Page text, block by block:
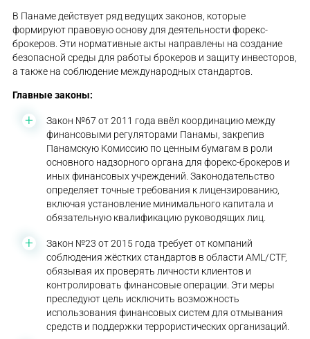
В Панаме действует ряд ведущих законов, которые
формируют правовую основу для деятельности форекс-
брокеров. Эти нормативные акты направлены на создание
безопасной среды для работы брокеров и защиту инвесторов,
а также на соблюдение международных стандартов.
Главные законы:
Закон №67 от 2011 года ввёл координацию между
финансовыми регуляторами Панамы, закрепив
Панамскую Комиссию по ценным бумагам в роли
основного надзорного органа для форекс-брокеров и
иных финансовых учреждений. Законодательство
определяет точные требования к лицензированию,
включая установление минимального капитала и
обязательную квалификацию руководящих лиц.
Закон №23 от 2015 года требует от компаний
соблюдения жёстких стандартов в области AML/CTF,
обязывая их проверять личности клиентов и
контролировать финансовые операции. Эти меры
преследуют цель исключить возможность
использования финансовых систем для отмывания
средств и поддержки террористических организаций.